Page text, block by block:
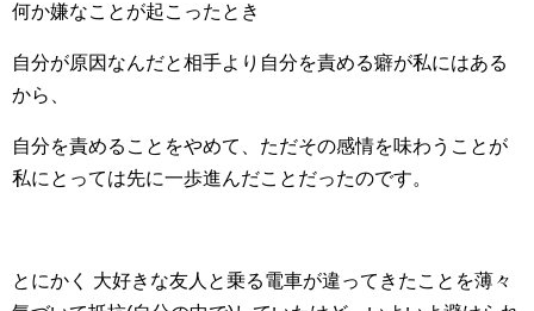
何か嫌なことが起こったとき
自分が原因なんだと相手より自分を責める癖が私にはある
から、
自分を責めることをやめて、ただその感情を味わうことが
私にとっては先に一歩進んだことだったのです。
とにかく 大好きな友人と乗る電車が違ってきたことを薄々